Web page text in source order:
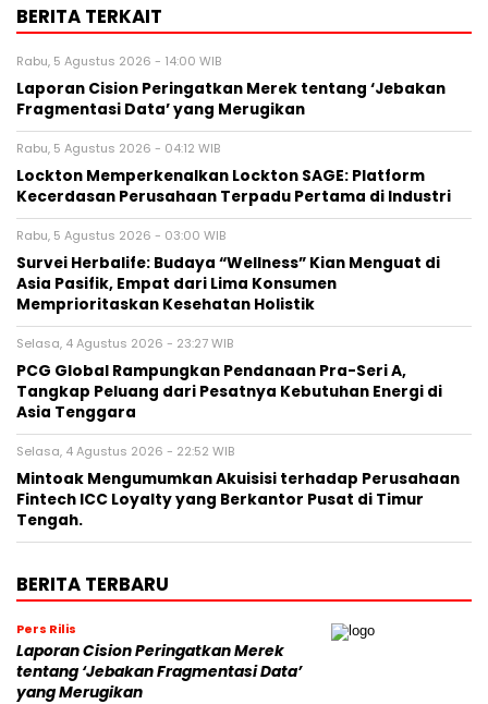
BERITA TERKAIT
Rabu, 5 Agustus 2026 - 14:00 WIB
Laporan Cision Peringatkan Merek tentang ‘Jebakan
Fragmentasi Data’ yang Merugikan
Rabu, 5 Agustus 2026 - 04:12 WIB
Lockton Memperkenalkan Lockton SAGE: Platform
Kecerdasan Perusahaan Terpadu Pertama di Industri
Rabu, 5 Agustus 2026 - 03:00 WIB
Survei Herbalife: Budaya “Wellness” Kian Menguat di
Asia Pasifik, Empat dari Lima Konsumen
Memprioritaskan Kesehatan Holistik
Selasa, 4 Agustus 2026 - 23:27 WIB
PCG Global Rampungkan Pendanaan Pra-Seri A,
Tangkap Peluang dari Pesatnya Kebutuhan Energi di
Asia Tenggara
Selasa, 4 Agustus 2026 - 22:52 WIB
Mintoak Mengumumkan Akuisisi terhadap Perusahaan
Fintech ICC Loyalty yang Berkantor Pusat di Timur
Tengah.
BERITA TERBARU
Pers Rilis
Laporan Cision Peringatkan Merek
tentang ‘Jebakan Fragmentasi Data’
yang Merugikan